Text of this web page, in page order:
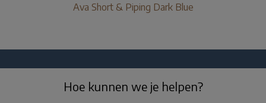
Ava Short & Piping Dark Blue
Hoe kunnen we je helpen?